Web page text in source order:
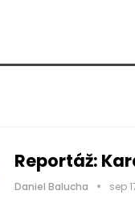
Reportáž:
Daniel Balucha sep